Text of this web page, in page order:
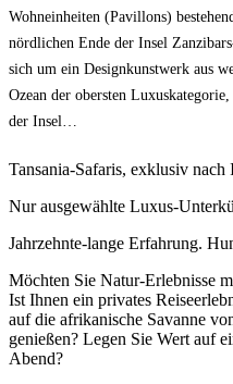
Wohneinheiten (Pavillons)
nördlichen Ende der Insel
sich um ein Designkunstwerk aus
Ozean der obersten
der Insel…
Tansania-Safaris, exklusiv
Nur ausgewählte Luxus-
Jahrzehnte-lange Erfahrung.
Möchten Sie Natur-Erlebnisse
Ist Ihnen ein privates
auf die afrikanische Savanne
genießen? Legen Sie Wert auf
Abend?